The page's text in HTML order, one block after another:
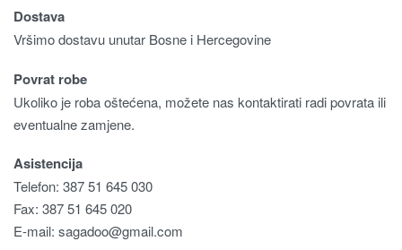
Dostava
Vršimo dostavu unutar Bosne i Hercegovine
Povrat robe
Ukoliko je roba oštećena, možete nas kontaktirati radi povrata ili
eventualne zamjene.
Asistencija
Telefon: 387 51 645 030
Fax: 387 51 645 020
E-mail: sagadoo@gmail.com